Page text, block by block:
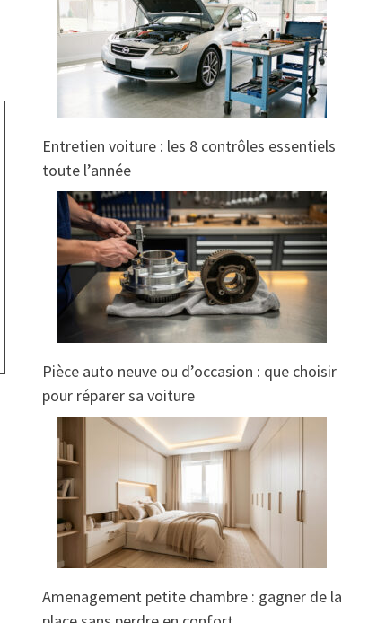
Entretien voiture : les 8 contrôles essentiels
toute l’année
Pièce auto neuve ou d’occasion : que choisir
pour réparer sa voiture
Amenagement petite chambre : gagner de la